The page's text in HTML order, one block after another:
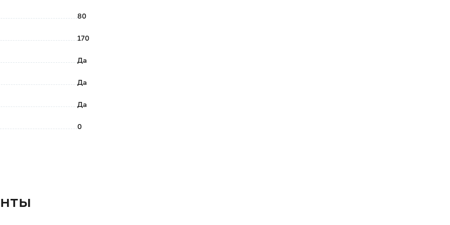
на стену перед проемом и внутрь проема с
80
170
Да
Да
Да
0